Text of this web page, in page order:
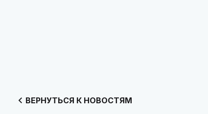
ВЕРНУТЬСЯ К НОВОСТЯМ